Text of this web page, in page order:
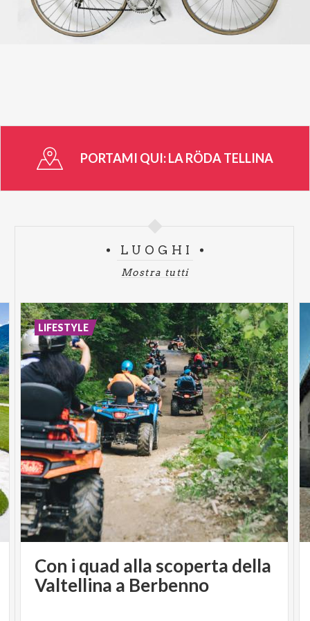
Per maggiori info: rodatellina@gmail.com
ASD BICICLUB BERBENNO
Via Roma c/o Caffè Traversi
PORTAMI QUI:LA RÖDA TELLINA
LUOGHI
Mostra tutti
Con i quad alla scoperta della
Valtellina a Berbenno
LIFESTYLE